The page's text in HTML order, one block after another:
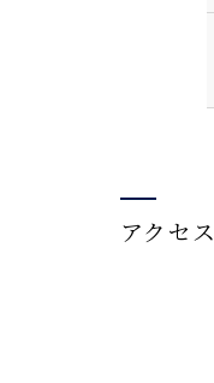
アクセス